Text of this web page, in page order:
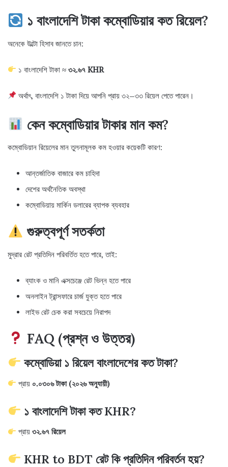
১ বাংলাদেশি টাকা কম্বোডিয়ার কত রিয়েল?
অনেকে উল্টো হিসাব জানতে চান:
১ বাংলাদেশি টাকা ≈৩২.৬৭ KHR
অর্থাৎ, বাংলাদেশি ১ টাকা দিয়ে আপনি প্রায় ৩২–৩৩ রিয়েল পেতে পারেন।
কেন কম্বোডিয়ার টাকার মান কম?
কম্বোডিয়ান রিয়েলের মান তুলনামূলক কম হওয়ার কয়েকটি কারণ:
আন্তর্জাতিক বাজারে কম চাহিদা
দেশের অর্থনৈতিক অবস্থা
কম্বোডিয়ায় মার্কিন ডলারের ব্যাপক ব্যবহার
গুরুত্বপূর্ণ সতর্কতা
মুদ্রার রেট প্রতিদিন পরিবর্তিত হতে পারে, তাই:
ব্যাংক ও মানি এক্সচেঞ্জে রেট ভিন্ন হতে পারে
অনলাইন ট্রান্সফারে চার্জ যুক্ত হতে পারে
লাইভ রেট চেক করা সবচেয়ে নিরাপদ
FAQ (প্রশ্ন ও উত্তর)
কম্বোডিয়া ১ রিয়েল বাংলাদেশের কত টাকা?
প্রায় ০.০৩০৬ টাকা (২০২৬ অনুযায়ী)
১ বাংলাদেশি টাকা কত KHR?
প্রায়৩২.৬৭ রিয়েল
KHR to BDT রেট কি প্রতিদিন পরিবর্তন হয়?